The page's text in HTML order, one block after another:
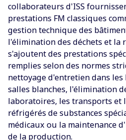
collaborateurs d'ISS
prestations FM classiques
gestion technique des
l'élimination des déchets et la
s'ajoutent des prestations
remplies selon des normes
nettoyage d'entretien dans
salles blanches, l'élimination
laboratoires, les transports et
réfrigérés de substances
médicaux ou la maintenance
de la production.